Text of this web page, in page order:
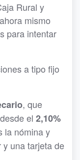
Rural y
mismo
para intentar
a tipo fijo
, que
el 2,10%
la nómina y
una tarjeta de